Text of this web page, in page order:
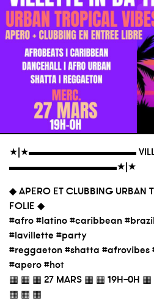
★|★▬▬▬▬▬▬▬▬▬▬▬
▬▬▬▬▬▬▬▬▬▬▬★|★
◆ APERO ET CLUBBING URBAN
FOLIE ◆
#afro #latino #caribbean
#lavillette #party
#reggaeton #shatta #afrovibes
#apero #hot
▦ ▦ ▦ 27 MARS ▦ ▦ 19H-0H ▦ ▦
▦ ▦ ▦